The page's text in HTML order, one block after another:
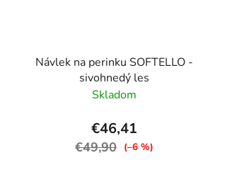
Návlek na perinku SOFTELLO -
sivohnedý les
Skladom
€46,41
€49,90 (–6 %)